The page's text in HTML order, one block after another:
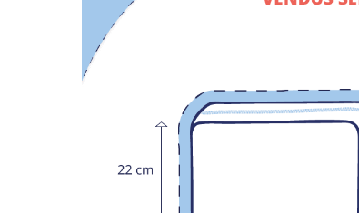
LIVRAISON OFFERTE EN BOUTIQUE